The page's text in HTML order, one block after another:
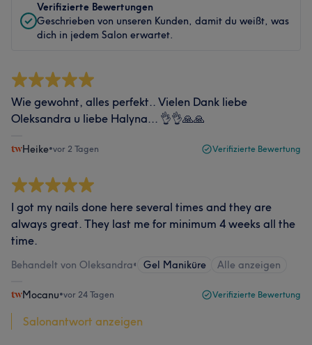
Verifizierte Bewertungen
Geschrieben von unseren Kunden, damit du weißt, was
dich in jedem Salon erwartet.
Wie gewohnt, alles perfekt.. Vielen Dank liebe
Oleksandra u liebe Halyna... 👌👌🙏🙏
Heike•vor 2 Tagen Verifizierte Bewertung
I got my nails done here several times and they are
always great. They last me for minimum 4 weeks all the
time.
Behandelt von Oleksandra• Gel Maniküre Alle anzeigen
Mocanu•vor 24 Tagen Verifizierte Bewertung
Salonantwort anzeigen